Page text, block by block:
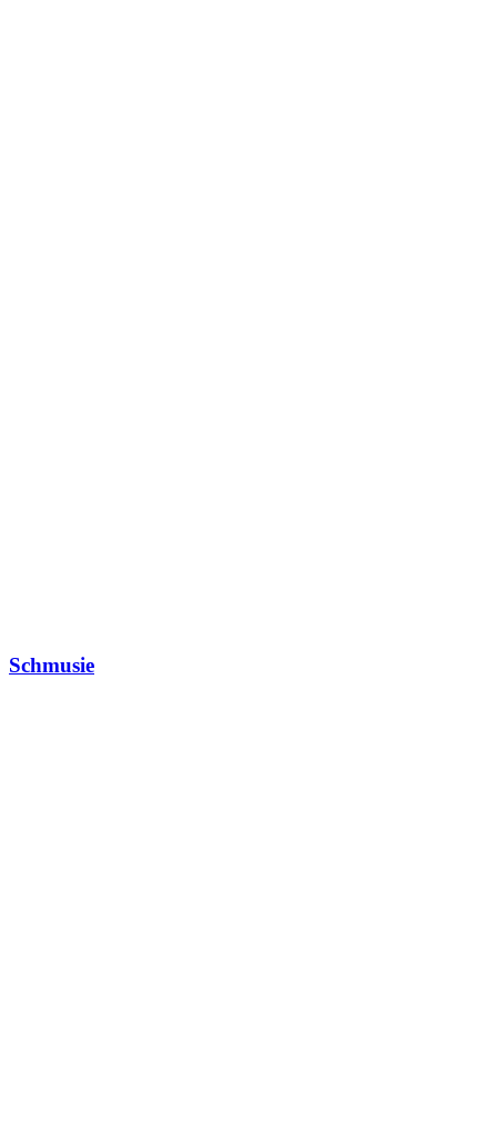
Schmusie